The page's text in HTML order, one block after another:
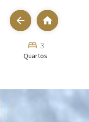
arrow_back home
bed 3
Quartos